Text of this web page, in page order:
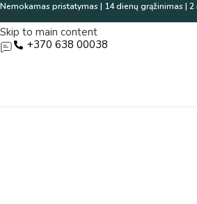
Skip to navigation
Skip to main content
Nemokamas pristatymas | 14 dienų grąžinimas |
+370 638 00038